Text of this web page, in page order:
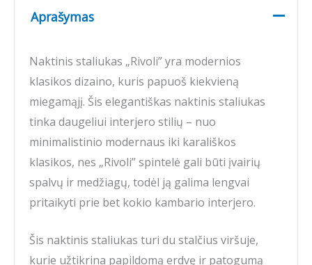
Aprašymas
Naktinis staliukas „Rivoli” yra modernios
klasikos dizaino, kuris papuoš kiekvieną
miegamąjį. Šis elegantiškas naktinis staliukas
tinka daugeliui interjero stilių – nuo
minimalistinio modernaus iki karališkos
klasikos, nes „Rivoli” spintelė gali būti įvairių
spalvų ir medžiagų, todėl ją galima lengvai
pritaikyti prie bet kokio kambario interjero.
Šis naktinis staliukas turi du stalčius viršuje,
kurie užtikrina papildomą erdvę ir patogumą